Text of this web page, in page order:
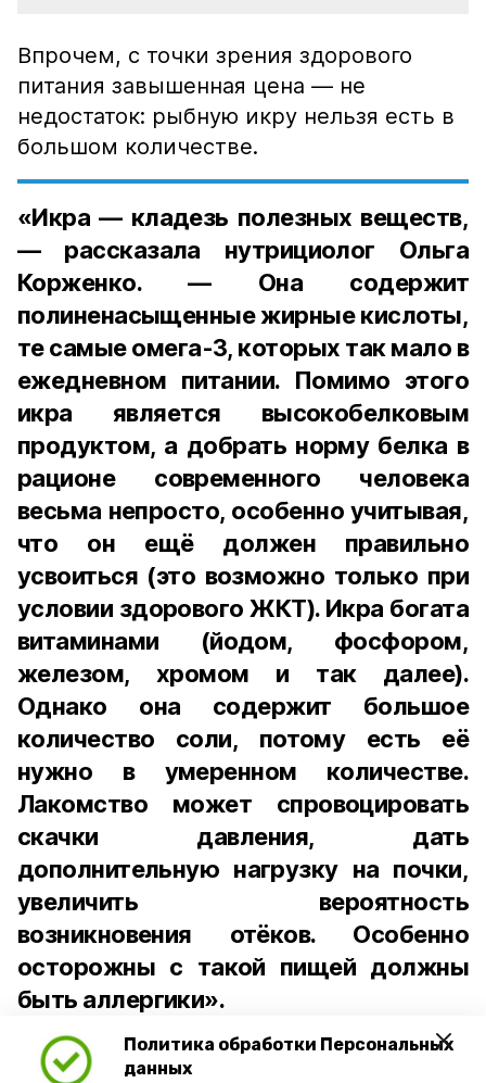
Политика обработки Персональных
данных
Впрочем, с точки зрения здорового
питания завышенная цена — не
недостаток: рыбную икру нельзя есть в
большом количестве.
«Икра — кладезь полезных веществ,
— рассказала нутрициолог Ольга
Корженко. — Она содержит
полиненасыщенные жирные кислоты,
те самые омега-3, которых так мало в
ежедневном питании. Помимо этого
икра является высокобелковым
продуктом, а добрать норму белка в
рационе современного человека
весьма непросто, особенно учитывая,
что он ещё должен правильно
усвоиться (это возможно только при
условии здорового ЖКТ). Икра богата
витаминами (йодом, фосфором,
железом, хромом и так далее).
Однако она содержит большое
количество соли, потому есть её
нужно в умеренном количестве.
Лакомство может спровоцировать
скачки давления, дать
дополнительную нагрузку на почки,
увеличить вероятность
возникновения отёков. Особенно
осторожны с такой пищей должны
быть аллергики».
Для взрослого человека безопасной